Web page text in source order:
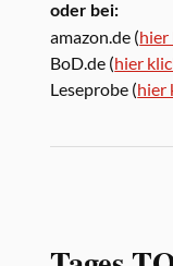
oder bei:
amazon.de (hier
BoD.de (hier
Leseprobe (hier